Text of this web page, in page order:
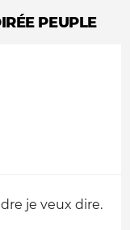
PEUPLE
je veux dire.